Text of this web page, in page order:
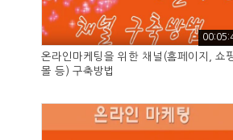
온라인마케팅을 위한 채널(홈페이지, 쇼
몰 등) 구축방법